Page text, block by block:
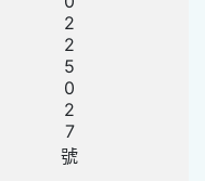
2
2
5
0
2
7
號